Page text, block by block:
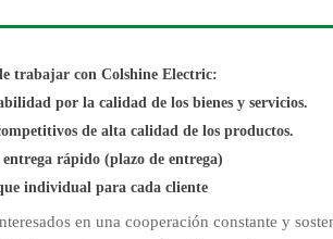
trabajar con Colshine Electric:
por la calidad de los bienes y servicios.
de alta calidad de los productos.
entrega rápido (plazo de entrega)
individual para cada cliente
​​en una cooperación constante y